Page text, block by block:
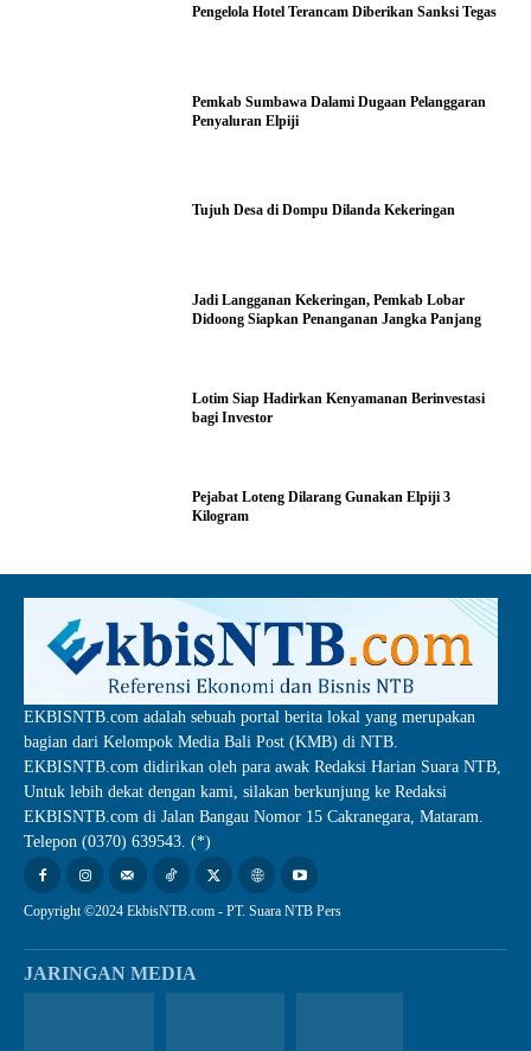
Pengelola Hotel Terancam Diberikan Sanksi Tegas
Pemkab Sumbawa Dalami Dugaan Pelanggaran
Penyaluran Elpiji
Tujuh Desa di Dompu Dilanda Kekeringan
Jadi Langganan Kekeringan, Pemkab Lobar
Didoong Siapkan Penanganan Jangka Panjang
Lotim Siap Hadirkan Kenyamanan Berinvestasi
bagi Investor
Pejabat Loteng Dilarang Gunakan Elpiji 3
Kilogram
EKBISNTB.com adalah sebuah portal berita lokal yang merupakan
bagian dari Kelompok Media Bali Post (KMB) di NTB.
EKBISNTB.com didirikan oleh para awak Redaksi Harian Suara NTB,
Untuk lebih dekat dengan kami, silakan berkunjung ke Redaksi
EKBISNTB.com di Jalan Bangau Nomor 15 Cakranegara, Mataram.
Telepon (0370) 639543. (*)
Copyright ©2024 EkbisNTB.com - PT. Suara NTB Pers
JARINGAN MEDIA